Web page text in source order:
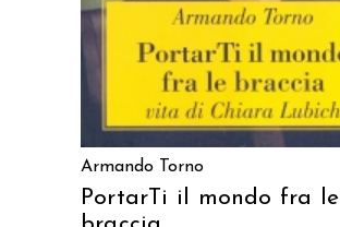
Armando Torno
PortarTi il mondo fra le